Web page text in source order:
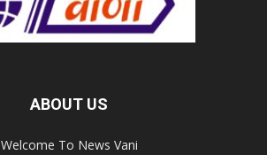
ABOUT US
Welcome To News Vani